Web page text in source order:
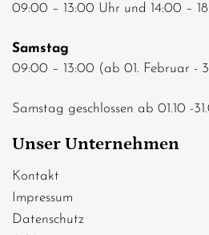
09:00 – 13:00 Uhr und 14:00 –
Samstag
09:00 – 13:00 (ab 01. Februar -
Samstag geschlossen ab 01.10 -
Unser Unternehmen
Kontakt
Impressum
Datenschutz